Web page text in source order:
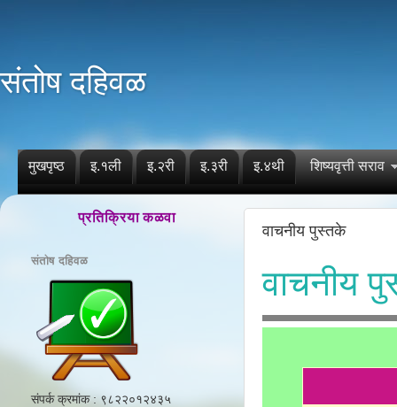
संतोष दहिवळ
मुखपृष्ठ इ.१ली इ.२री इ.३री इ.४थी शिष्यवृत्ती सराव
वाचनीय पुस्तके
वाचनीय
प्रतिक्रिया कळवा
संतोष दहिवळ
संपर्क क्रमांक : ९८२२०१२४३५